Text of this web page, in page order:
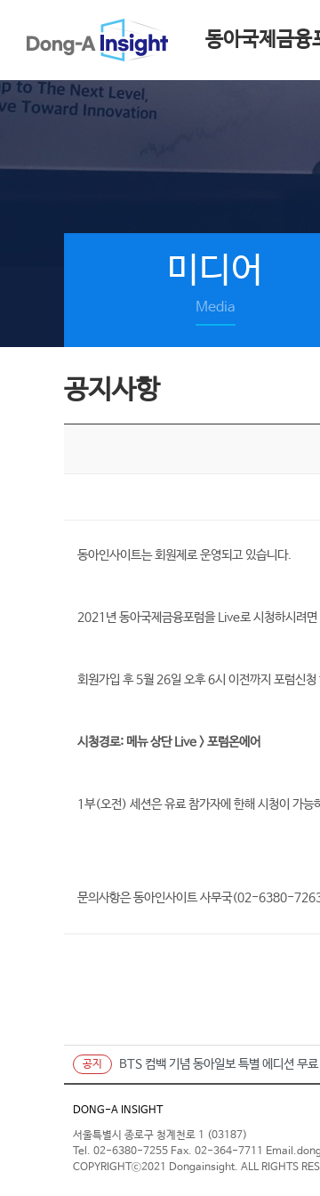
동아국제금융
미디어
Media
공지사항
동아인사이트는 회원제로 운영되고 있습니다.
2021년 동아국제금융포럼을 Live로 시청하시려면
회원가입 후 5월 26일 오후 6시 이전까지 포럼신
시청경로: 메뉴 상단 Live > 포럼온에어
1부(오전) 세션은 유료 참가자에 한해 시청이 가
문의사항은 동아인사이트 사무국(02-6380-
공지 BTS 컴백 기념 동아일보 특별 에디션 무
DONG-A INSIGHT
서울특별시 종로구 청계천로 1 (03187)
Tel. 02-6380-7255 Fax. 02-364-7711
COPYRIGHTⓒ2021 Dongainsight. ALL RIGHTS